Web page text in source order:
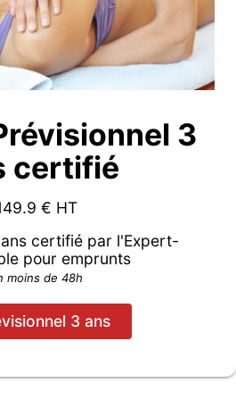
3
certifié
€ HT
certifié par l'Expert-
pour emprunts
moins de 48h
3 ans